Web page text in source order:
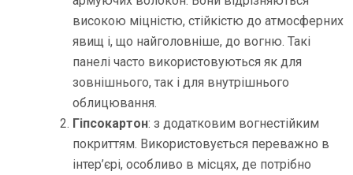
високою міцністю, стійкістю до атмосферних
явищ і, що найголовніше, до вогню. Такі
панелі часто використовуються як для
зовнішнього, так і для внутрішнього
облицювання.
Гіпсокартон: з додатковим вогнестійким
покриттям. Використовується переважно в
інтер’єрі, особливо в місцях, де потрібно